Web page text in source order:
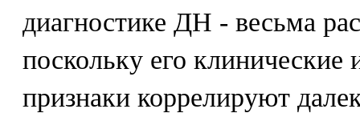
диагностике ДН - весьма
поскольку его клинические
признаки коррелируют